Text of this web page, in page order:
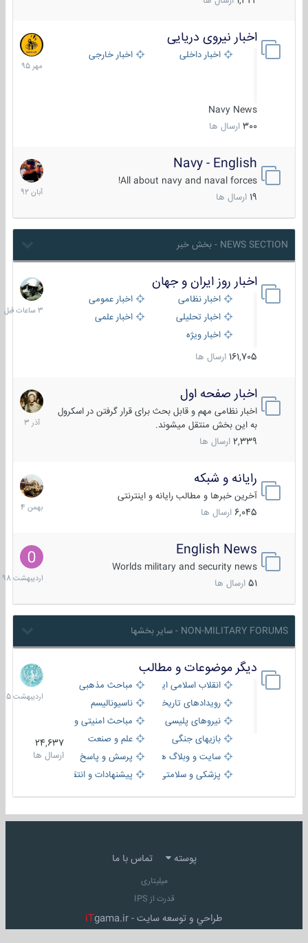
اخبار نیروی دریایی
اخبار داخلی اخبار خارجی
Navy News
300 ارسال ها
27
مهر
1395
Navy - English
All about navy and naval forces!
ارسال ها
22
آبان
1392
NEWS SECTION - بخش خبر
اخبار روز ایران و جهان
اخبار نظامی
اخبار عمومی
اخبار تحلیلی
اخبار علمی
اخبار ویژه
161,705 ارسال ها
3
ساعات
قبل
اخبار صفحه اول
اخبار نظامی مهم و قابل بحث برای قرار گرفتن در اسکرول
به این بخش منتقل میشوند.
2,339 ارسال ها
7
آذر
1403
رایانه و شبکه
آخرین خبرها و مطالب رایانه و اینترنتی
6,045 ارسال ها
30
بهمن
1404
English News
Worlds military and security news
51 ارسال ها
10
1398
NON-MILITARY FORUMS - سایر بخشها
دیگر موضوعات و مطالب
انقلاب اسلامی ایران
مباحث مذهبی
رویدادهای تاریخی و مذهبیناسیونالیسم
نیروهای پلیسی
مباحث امنیتی و اطلاعاتی
بازیهای جنگی
علم و صنعت
سایت و وبلاگ ها
پرسش و پاسخ
پزشکی و سلامتی
پیشنهادات و انتقادات
24,637
ارسال ها
8
1405
پوسته تماس با ما
میلیتاری
قدرت از IPS
طراحي و توسعه سايت - iTgama.ir